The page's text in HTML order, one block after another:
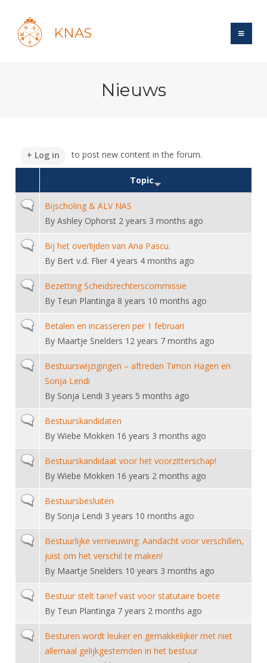
KNAS
Maandelijks archief
Evenement
Website
Gebruiksvoorwaarden
Handleiding
Historie
Lidmaatschap
Reglementen
Ledencijfers
Sponsors en Partners
Organisatie
Bestuur
Commissies
Ereleden
Leden van Verdiensten
Vacatures
Bondsbureau
Contact
Medewerkers
Samenwerking
Formulieren
Alle Verenigingen
Nieuws
Verenigingsondersteuning
Witte Vlekkenplan
Oprichting Vereniging
Overschrijven leden
Introductie
Veteranen
Lichtzwaardschermen
Wedstrijdsport
Ranglijsten
Inschrijven
Reglementen
Materiaal
Schermpaspoort
Rolstoelschermen
Wedstrijdkalender
KNAS Keurmerk
NK's
JPT
Veteranenwedstrijden
Wedstrijdorganisatie
Nieuws
Aanvragen van scheidsrechters
Scheidsrechterslijst
Import inschrijvingen uit Nahouw
Nieuws
NK's
Oranje
FBT
SBT
Talentontwikkeling
Atletencommissie
Internationale Titeltoernooien
Internationale aanmeldingen
Informatie
Voor de jeugd
Spreekbeurtpakket
Ouders en vereniging
Jeugdkampen
Brassardsysteem
Voor coaches en leraren
Nieuws
Nationale opleidingen
Internationale opleidingen
Opleidingen
Leraar
Voor scheidsrechters
Nieuws
Scheidsrechterslijst
Scheidsrechter Documentatie
Opleidingen
Tuchtzaken
Archief
Infotheek
Bibliotheek
Forums
Schermforum
Nieuws
Zoek Vereniging
Contact
NK organiseren
Nieuws
Log in to post new content in the forum.
Topic
Normal topicBijscholing & ALV NAS
By Ashley Ophorst 2 years 3 months ago
Normal topicBij het overlijden van Ana Pascu.
By Bert v.d. Flier 4 years 4 months ago
Normal topicBezetting Scheidsrechterscommissie
By Teun Plantinga 8 years 10 months ago
Normal topicBetalen en incasseren per 1 februari
By Maartje Snelders 12 years 7 months ago
Normal topicBestuurswijzigingen – aftreden Timon Hagen en
Sonja Lendi
By Sonja Lendi 3 years 5 months ago
Normal topicBestuurskandidaten
By Wiebe Mokken 16 years 3 months ago
Normal topicBestuurskandidaat voor het voorzitterschap!
By Wiebe Mokken 16 years 2 months ago
Normal topicBestuursbesluiten
By Sonja Lendi 3 years 10 months ago
Normal topicBestuurlijke vernieuwing: Aandacht voor verschillen,
juist om het verschil te maken!
By Maartje Snelders 10 years 3 months ago
Normal topicBestuur stelt tarief vast voor statutaire boete
By Teun Plantinga 7 years 2 months ago
Normal topicBesturen wordt leuker en gemakkelijker met niet
allemaal gelijkgestemden in het bestuur